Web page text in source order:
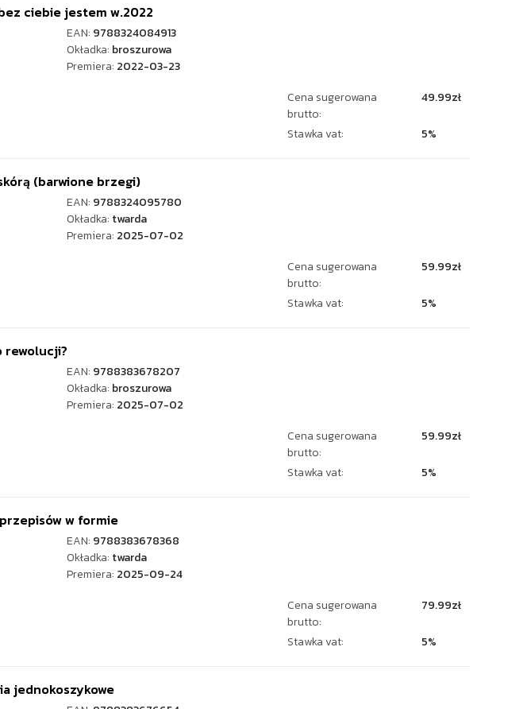
ciebie jestem w.2022
EAN: 9788324084913
Okładka: broszurowa
Premiera: 2022-03-23
Cena sugerowana
brutto:
49.99zł
Stawka vat: 5%
(barwione brzegi)
EAN: 9788324095780
Okładka: twarda
Premiera: 2025-07-02
Cena sugerowana
brutto:
59.99zł
Stawka vat: 5%
rewolucji?
EAN: 9788383678207
Okładka: broszurowa
Premiera: 2025-07-02
Cena sugerowana
brutto:
59.99zł
Stawka vat: 5%
w formie
EAN: 9788383678368
Okładka: twarda
Premiera: 2025-09-24
Cena sugerowana
brutto:
79.99zł
Stawka vat: 5%
jednokoszykowe